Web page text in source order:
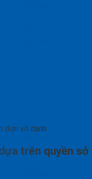
đơn vô danh
trên quyền sở